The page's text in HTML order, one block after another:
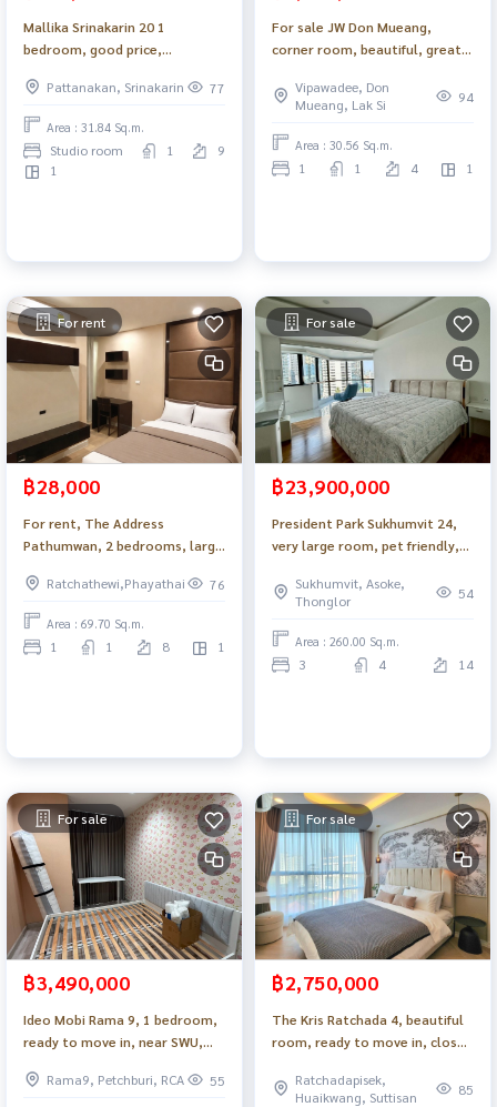
Mallika Srinakarin 20 1
bedroom, good price,
move in, lots of electrical
appliances_Do901
Pattanakan, Srinakarin 77
Area : 31.84 Sq.m.
Studio room 1
9
1
For sale JW Don Mueang,
corner room, beautiful, great
appliances_Do900
Vipawadee, Don
Mueang, Lak Si
94
Area : 30.56 Sq.m.
1 1 4 1
For rent
฿28,000
For rent, The Address
Pathumwan, 2 bedrooms, large
near Chula, SWU_898
Ratchathewi,Phayathai 76
Area : 69.70 Sq.m.
1 1 8 1
For sale
฿23,900,000
President Park Sukhumvit 24,
very large room, pet friendly,
BTS_Do899
Sukhumvit, Asoke,
Thonglor
54
Area : 260.00 Sq.m.
3 4 14
For sale
฿3,490,000
Ideo Mobi Rama 9, 1 bedroom,
ready to move in, near SWU,
Rama9, Petchburi, RCA
55
For sale
฿2,750,000
The Kris Ratchada 4, beautiful
room, ready to move in, close
city. Good rental_Do880 .
Ratchadapisek,
Huaikwang, Suttisan
85